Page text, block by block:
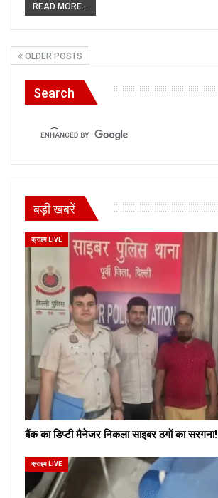
READ MORE...
OLDER POSTS
Search
बड़ी खबरें
क्राइम LIVE
बैंक का डिप्टी मैनेजर निकला साइबर ठगों का सरगना!
क्राइम LIVE